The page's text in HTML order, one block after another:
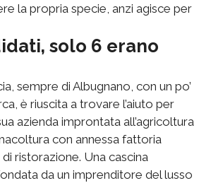
la propria specie, anzi agisce per
solo 6 erano
sempre di Albugnano, con un po’
è riuscita a trovare l’aiuto per
azienda improntata all’agricoltura
con annessa fattoria
ristorazione. Una cascina
da un imprenditore del lusso